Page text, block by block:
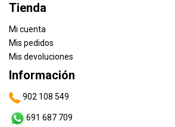
Tienda
Mi cuenta
Mis pedidos
Mis devoluciones
Información
902 108 549
691 687 709